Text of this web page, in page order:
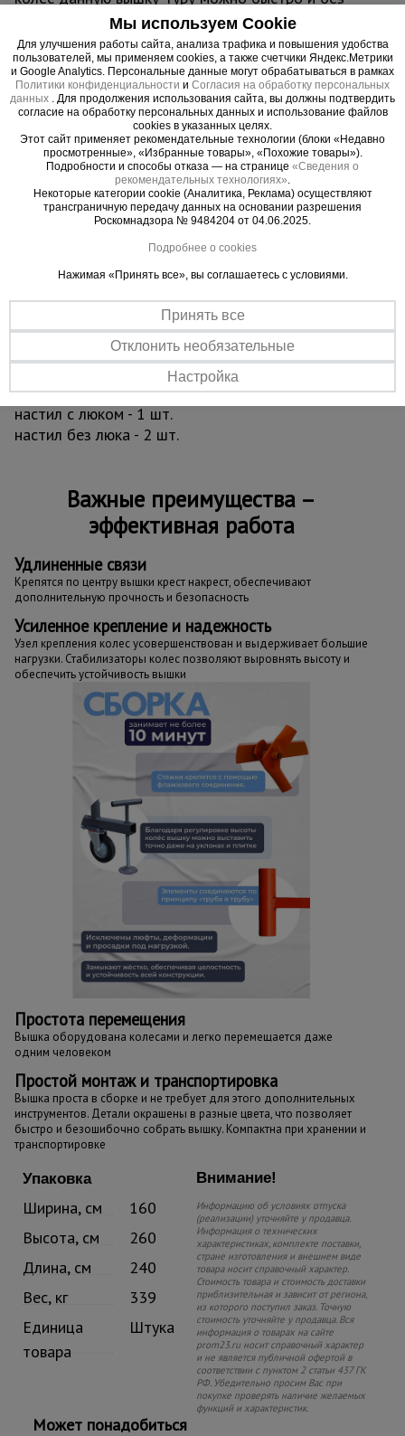
больших физических усилий переместить с
одного места на другое. В момент проведения
работ вышку необходимо зафиксировать
тормозными винтовыми опорами, находящихся
рядом с каждым колесом. Также ими можно
тонко отрегулировать высоту вышки. Это
необходимо, если вы работаете на неровной
площадке.
Вышка рассчитана на вес до 250 кг. На ней
комфортно может разместиться рабочий с
необходимым оборудованием.
требованиями ГОСТ Р 58755-2019.
Комплектация:
базовый блок ВСП 250/1.6х2.0 - 1 шт.
секция ВСП 250/1.6х2.0 - 13 шт.
настил с люком - 1 шт.
настил без люка - 2 шт.
Важные преимущества –
эффективная работа
Удлиненные связи
Крепятся по центру вышки крест накрест, обеспечивают
дополнительную прочность и безопасность
Усиленное крепление и надежность
Узел крепления колес усовершенствован и выдерживает большие
нагрузки. Стабилизаторы колес позволяют выровнять высоту и
обеспечить устойчивость вышки
Простота перемещения
Вышка оборудована колесами и легко перемещается даже
одним человеком
Простой монтаж и транспортировка
Вышка проста в сборке и не требует для этого дополнительных
инструментов. Детали окрашены в разные цвета, что позволяет
быстро и безошибочно собрать вышку. Компактна при хранении и
транспортировке
Упаковка
Ширина, см
160
Высота, см
260
Длина, см
240
Вес, кг
339
Единица
товара
Штука
Внимание!
Информацию об условиях отпуска
(реализации) уточняйте у продавца.
Информация о технических
характеристиках, комплекте поставки,
стране изготовления и внешнем виде
товара носит справочный характер.
Стоимость товара и стоимость доставки
приблизительная и зависит от региона,
из которого поступил заказ. Точную
стоимость уточняйте у продавца. Вся
информация о товарах на сайте
prom23.ru носит справочный характер
и не является публичной офертой в
соответствии с пунктом 2 статьи 437 ГК
РФ. Убедительно просим Вас при
покупке проверять наличие желаемых
функций и характеристик.
Может понадобиться
Мы используем Cookie
Для улучшения работы сайта, анализа трафика и повышения удобства
пользователей, мы применяем cookies, а также счетчики Яндекс.Метрики
и Google Analytics. Персональные данные могут обрабатываться в рамках
Политики конфиденциальности и Согласия на обработку персональных
данных . Для продолжения использования сайта, вы должны подтвердить
согласие на обработку персональных данных и использование файлов
cookies в указанных целях.
Этот сайт применяет рекомендательные технологии (блоки «Недавно
просмотренные», «Избранные товары», «Похожие товары»).
Подробности и способы отказа — на странице «Сведения о
рекомендательных технологиях».
Некоторые категории cookie (Аналитика, Реклама) осуществляют
трансграничную передачу данных на основании разрешения
Роскомнадзора № 9484204 от 04.06.2025.
Подробнее о cookies
Нажимая «Принять все», вы соглашаетесь с условиями.
Принять все
Отклонить необязательные
Настройка